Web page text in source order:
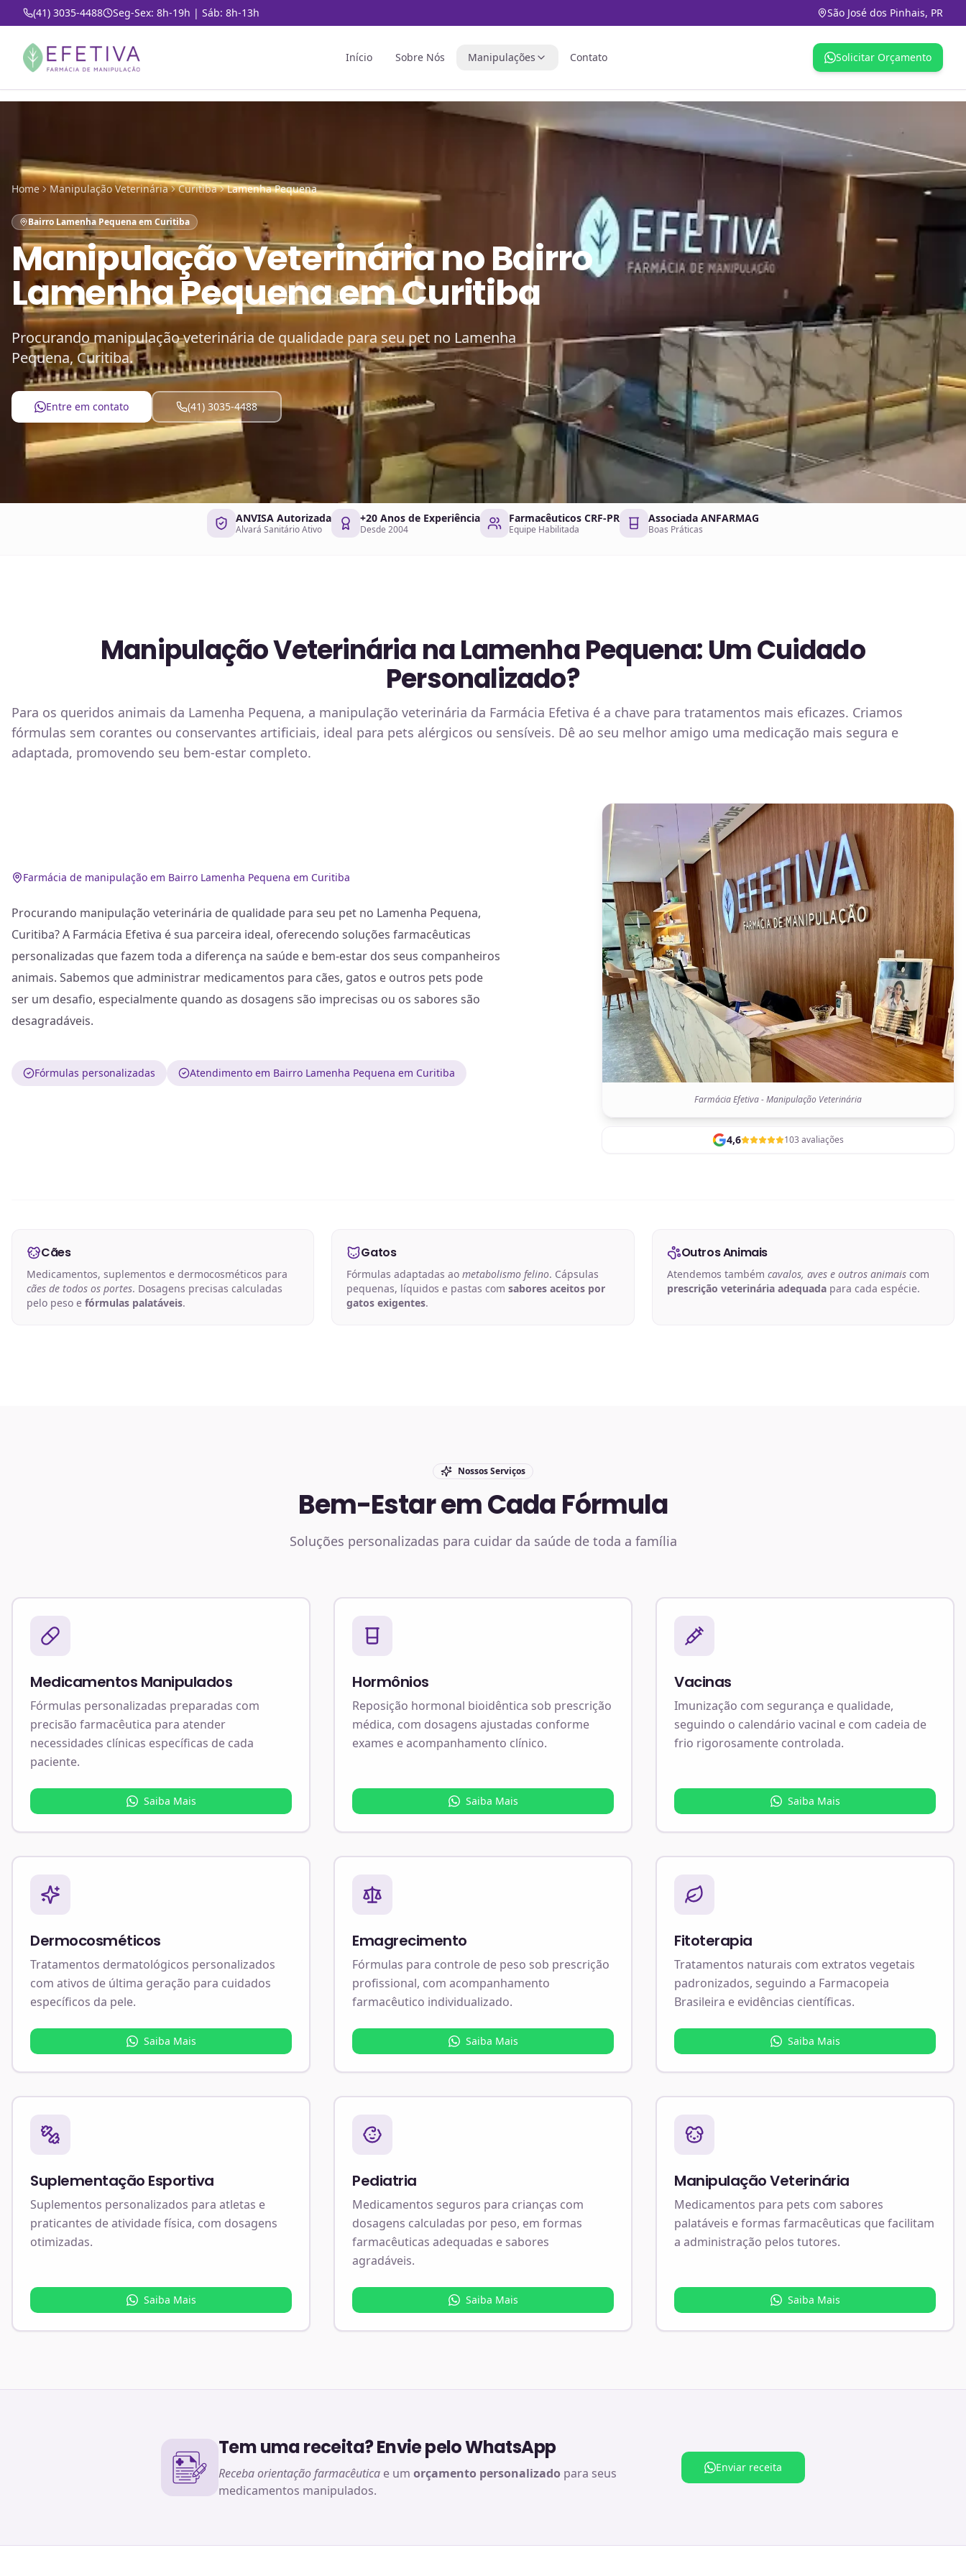
(41) 3035-4488 Seg-Sex: 8h-19h | Sáb: 8h-13h São José dos Pinhais, PR
Início Sobre Nós Manipulações Contato Solicitar Orçamento
Home Manipulação Veterinária Curitiba Lamenha Pequena
Bairro Lamenha Pequena em Curitiba
Manipulação VeterinárianoBairro
Lamenha Pequena em Curitiba
Procurando manipulação veterinária de qualidade para seu pet no Lamenha
Pequena, Curitiba.
Entre em contato (41) 3035-4488
ANVISA Autorizada
Alvará Sanitário Ativo
+20 Anos de Experiência
Desde 2004
Farmacêuticos CRF-PR
Equipe Habilitada
Associada ANFARMAG
Boas Práticas
Manipulação Veterinária na Lamenha Pequena: Um Cuidado
Personalizado?
Para os queridos animais da Lamenha Pequena, a manipulação veterinária da Farmácia Efetiva é a chave para tratamentos mais eficazes. Criamos
fórmulas sem corantes ou conservantes artificiais, ideal para pets alérgicos ou sensíveis. Dê ao seu melhor amigo uma medicação mais segura e
adaptada, promovendo seu bem-estar completo.
Farmácia de manipulação em Bairro Lamenha Pequena em Curitiba
Procurando manipulação veterinária de qualidade para seu pet no Lamenha Pequena,
Curitiba? A Farmácia Efetiva é sua parceira ideal, oferecendo soluções farmacêuticas
personalizadas que fazem toda a diferença na saúde e bem-estar dos seus companheiros
animais. Sabemos que administrar medicamentos para cães, gatos e outros pets pode
ser um desafio, especialmente quando as dosagens são imprecisas ou os sabores são
desagradáveis.
Fórmulas personalizadas Atendimento em Bairro Lamenha Pequena em Curitiba
Farmácia Efetiva - Manipulação Veterinária
4,6 103 avaliações
Cães
Medicamentos, suplementos e dermocosméticos para
cães de todos os portes. Dosagens precisas calculadas
pelo peso e fórmulas palatáveis.
Gatos
Fórmulas adaptadas aometabolismo felino. Cápsulas
pequenas, líquidos e pastas comsabores aceitos por
gatos exigentes.
Outros Animais
Atendemos também cavalos, aves e outros animaiscom
prescrição veterinária adequadapara cada espécie.
Nossos Serviços
Bem-Estar em Cada Fórmula
Soluções personalizadas para cuidar da saúde de toda a família
Medicamentos Manipulados
Fórmulas personalizadas preparadas com
precisão farmacêutica para atender
necessidades clínicas específicas de cada
paciente.
Saiba Mais
Hormônios
Reposição hormonal bioidêntica sob prescrição
médica, com dosagens ajustadas conforme
exames e acompanhamento clínico.
Saiba Mais
Vacinas
Imunização com segurança e qualidade,
seguindo o calendário vacinal e com cadeia de
frio rigorosamente controlada.
Saiba Mais
Dermocosméticos
Tratamentos dermatológicos personalizados
com ativos de última geração para cuidados
específicos da pele.
Saiba Mais
Emagrecimento
Fórmulas para controle de peso sob prescrição
profissional, com acompanhamento
farmacêutico individualizado.
Saiba Mais
Fitoterapia
Tratamentos naturais com extratos vegetais
padronizados, seguindo a Farmacopeia
Brasileira e evidências científicas.
Saiba Mais
Suplementação Esportiva
Suplementos personalizados para atletas e
praticantes de atividade física, com dosagens
otimizadas.
Saiba Mais
Pediatria
Medicamentos seguros para crianças com
dosagens calculadas por peso, em formas
farmacêuticas adequadas e sabores
agradáveis.
Saiba Mais
Manipulação Veterinária
Medicamentos para pets com sabores
palatáveis e formas farmacêuticas que facilitam
a administração pelos tutores.
Saiba Mais
Tem uma receita? Envie pelo WhatsApp
Receba orientação farmacêutica e um orçamento personalizado para seus
medicamentos manipulados.
Enviar receita